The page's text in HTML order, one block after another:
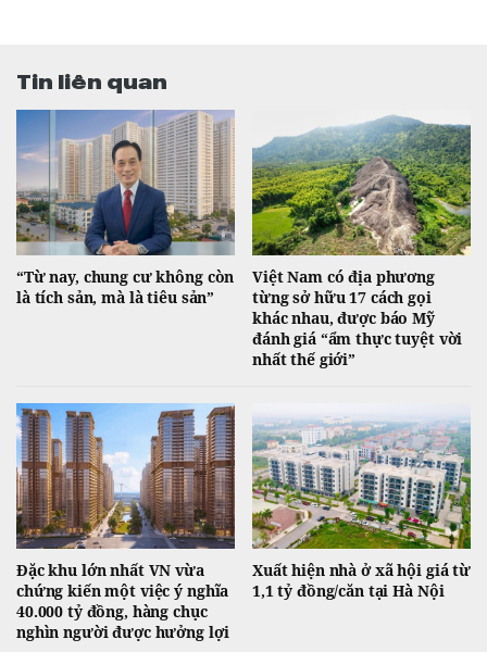
Tin liên quan
“Từ nay, chung cư không còn
là tích sản, mà là tiêu sản”
Việt Nam có địa phương
từng sở hữu 17 cách gọi
khác nhau, được báo Mỹ
đánh giá “ẩm thực tuyệt vời
nhất thế giới”
Đặc khu lớn nhất VN vừa
chứng kiến một việc ý nghĩa
40.000 tỷ đồng, hàng chục
nghìn người được hưởng lợi
Xuất hiện nhà ở xã hội giá từ
1,1 tỷ đồng/căn tại Hà Nội